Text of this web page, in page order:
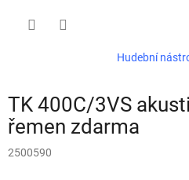
Hudební
TK 400C/3VS
řemen zdarma
2500590